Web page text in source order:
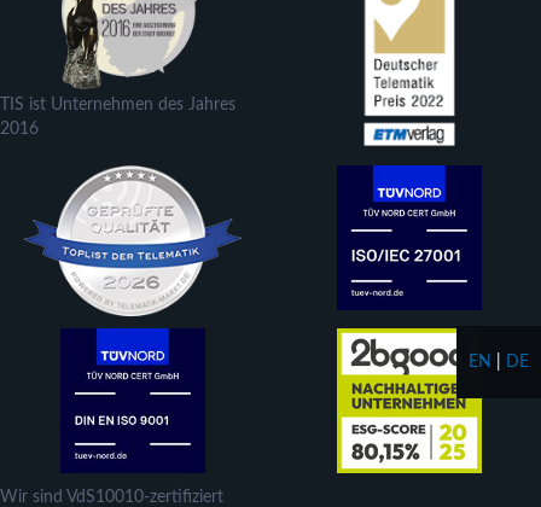
TIS ist Unternehmen des Jahres
2016
Wir sind VdS10010-zertifiziert
EN DE